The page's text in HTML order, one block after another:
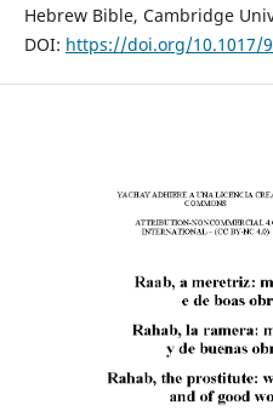
Hebrew Bible, Cambridge
DOI: https://doi.org/10.1017/